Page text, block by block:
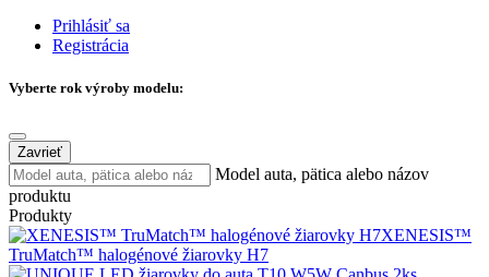
Prihlásiť sa
Registrácia
Vyberte rok výroby modelu:
Zavrieť
Model auta, pätica alebo názov
produktu
Produkty
XENESIS™
TruMatch™ halogénové žiarovky H7